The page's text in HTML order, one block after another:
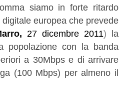
siamo in forte ritardo
europea che prevede
27 dicembre2011) la
popolazione con la banda
a 30Mbps e di arrivare
(100 Mbps) per almeno il